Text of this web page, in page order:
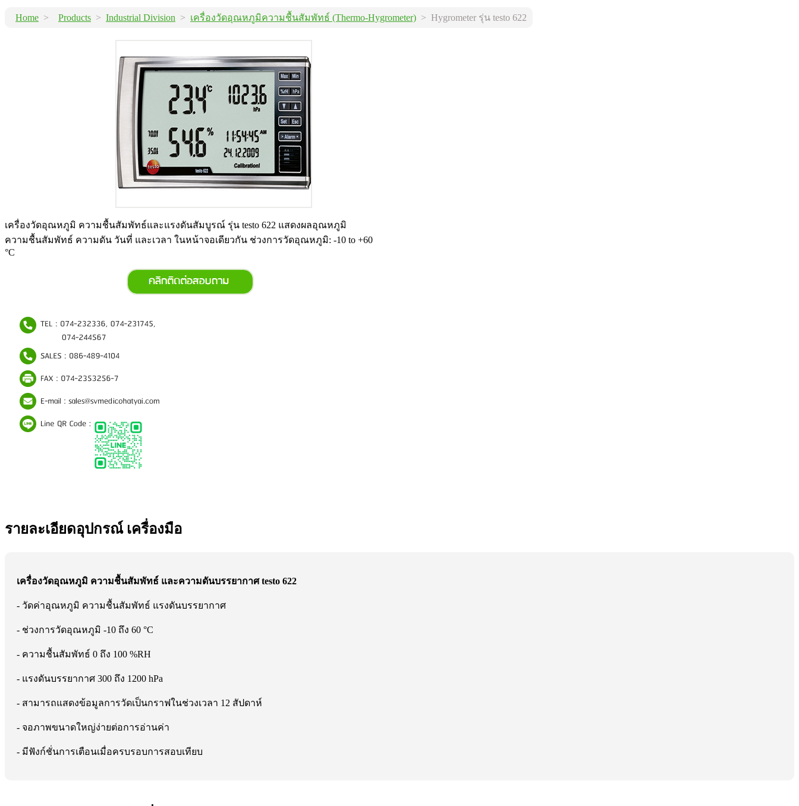
Home > Products > Industrial Division > เครื่องวัดอุณหภูมิความชื้นสัมพัทธ์ (Thermo-Hygrometer) > Hygrometer รุ่น testo 622
เครื่องวัดอุณหภูมิ ความชื้นสัมพัทธ์และแรงดันสัมบูรณ์ รุ่น testo 622 แสดงผลอุณหภูมิ
ความชื้นสัมพัทธ์ ความดัน วันที่ และเวลา ในหน้าจอเดียวกัน ช่วงการวัดอุณหภูมิ: -10 to +60
°C
รายละเอียดอุปกรณ์ เครื่องมือ
เครื่องวัดอุณหภูมิ ความชื้นสัมพัทธ์ และความดันบรรยากาศ testo 622
- วัดค่าอุณหภูมิ ความชื้นสัมพัทธ์ แรงดันบรรยากาศ
- ช่วงการวัดอุณหภูมิ -10 ถึง 60 °C
- ความชื้นสัมพัทธ์ 0 ถึง 100 %RH
- แรงดันบรรยากาศ 300 ถึง 1200 hPa
- สามารถแสดงข้อมูลการวัดเป็นกราฟในช่วงเวลา 12 สัปดาห์
- จอภาพขนาดใหญ่ง่ายต่อการอ่านค่า
- มีฟังก์ชั่นการเตือนเมื่อครบรอบการสอบเทียบ